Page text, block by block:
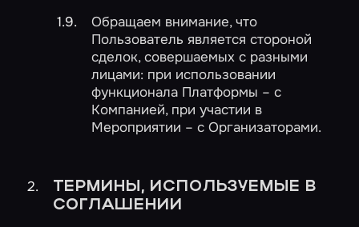
Обращаем внимание, что
Пользователь является стороной
сделок, совершаемых с разными
лицами: при использовании
функционала Платформы – с
Компанией, при участии в
Мероприятии – с Организаторами.
ТЕРМИНЫ, ИСПОЛЬЗУЕМЫЕ В
СОГЛАШЕНИИ